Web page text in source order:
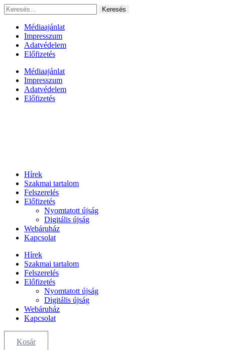
Ugrás
a
tartalomhoz
Keresés:
Médiaajánlat
Impresszum
Adatvédelem
Előfizetés
Médiaajánlat
Impresszum
Adatvédelem
Előfizetés
Hírek
Szakmai tartalom
Felszerelés
Előfizetés
Nyomtatott újság
Digitális újság
Webáruház
Kapcsolat
Hírek
Szakmai tartalom
Felszerelés
Előfizetés
Nyomtatott újság
Digitális újság
Webáruház
Kapcsolat
Kosár